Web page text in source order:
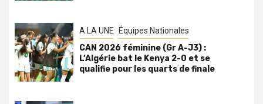
A LA UNE Équipes Nationales
CAN 2026 féminine (Gr A-J3) :
L’Algérie bat le Kenya 2-0 et se
qualifie pour les quarts de finale